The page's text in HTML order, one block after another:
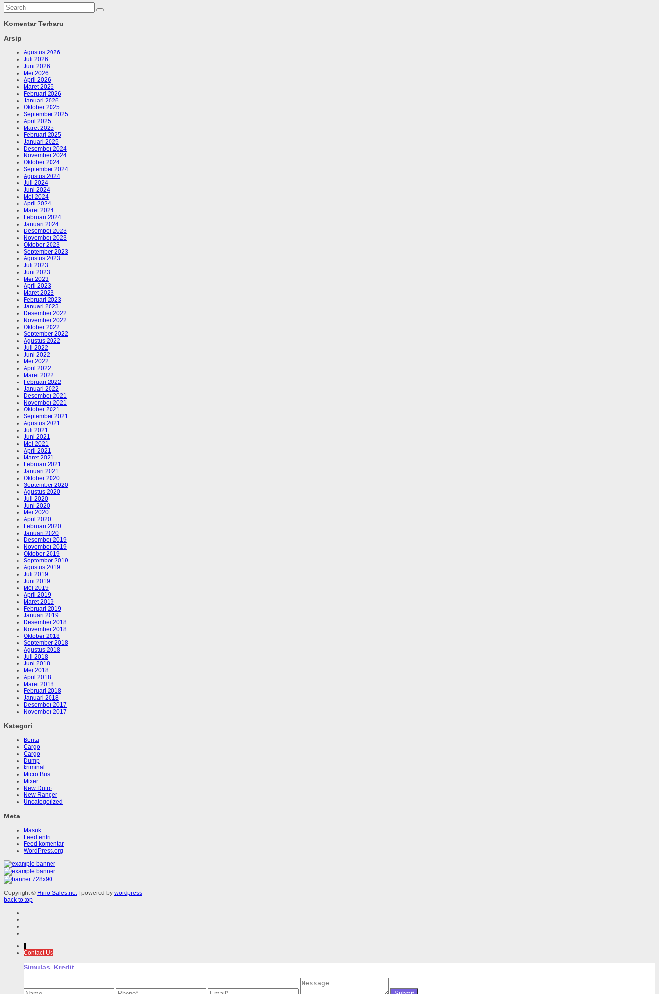
Komentar Terbaru
Arsip
Agustus 2026
Juli 2026
Juni 2026
Mei 2026
April 2026
Maret 2026
Februari 2026
Januari 2026
Oktober 2025
September 2025
April 2025
Maret 2025
Februari 2025
Januari 2025
Desember 2024
November 2024
Oktober 2024
September 2024
Agustus 2024
Juli 2024
Juni 2024
Mei 2024
April 2024
Maret 2024
Februari 2024
Januari 2024
Desember 2023
November 2023
Oktober 2023
September 2023
Agustus 2023
Juli 2023
Juni 2023
Mei 2023
April 2023
Maret 2023
Februari 2023
Januari 2023
Desember 2022
November 2022
Oktober 2022
September 2022
Agustus 2022
Juli 2022
Juni 2022
Mei 2022
April 2022
Maret 2022
Februari 2022
Januari 2022
Desember 2021
November 2021
Oktober 2021
September 2021
Agustus 2021
Juli 2021
Juni 2021
Mei 2021
April 2021
Maret 2021
Februari 2021
Januari 2021
Oktober 2020
September 2020
Agustus 2020
Juli 2020
Juni 2020
Mei 2020
April 2020
Februari 2020
Januari 2020
Desember 2019
November 2019
Oktober 2019
September 2019
Agustus 2019
Juli 2019
Juni 2019
Mei 2019
April 2019
Maret 2019
Februari 2019
Januari 2019
Desember 2018
November 2018
Oktober 2018
September 2018
Agustus 2018
Juli 2018
Juni 2018
Mei 2018
April 2018
Maret 2018
Februari 2018
Januari 2018
Desember 2017
November 2017
Kategori
Berita
Cargo
Cargo
Dump
kriminal
Micro Bus
Mixer
New Dutro
New Ranger
Uncategorized
Meta
Masuk
Feed entri
Feed komentar
WordPress.org
Copyright © Hino-Sales.net| powered by wordpress
back to top
↓
Contact Us
Simulasi Kredit